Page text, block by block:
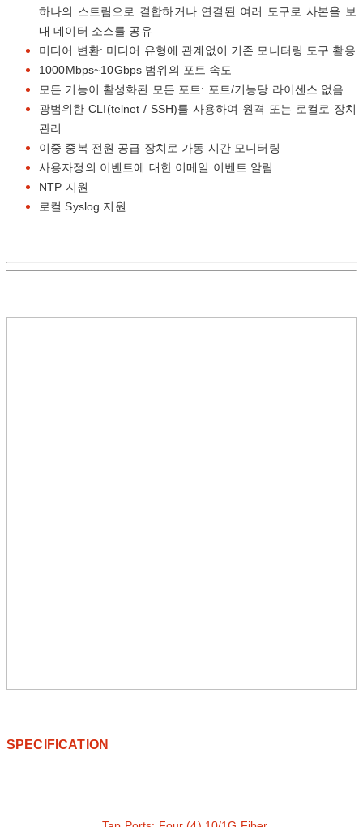
하나의 스트림으로 결합하거나 연결된 여러 도구로 사본을 보
내 데이터 소스를 공유
미디어 변환: 미디어 유형에 관계없이 기존 모니터링 도구 활용
1000Mbps~10Gbps 범위의 포트 속도
모든 기능이 활성화된 모든 포트: 포트/기능당 라이센스 없음
광범위한 CLI(telnet / SSH)를 사용하여 원격 또는 로컬로 장치
관리
이중 중복 전원 공급 장치로 가동 시간 모니터링
사용자정의 이벤트에 대한 이메일 이벤트 알림
NTP 지원
로컬 Syslog 지원
SPECIFICATION